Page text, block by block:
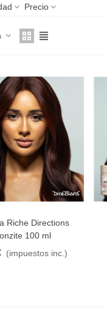
Precio
Riche Directions
100 ml
(impuestos inc.)